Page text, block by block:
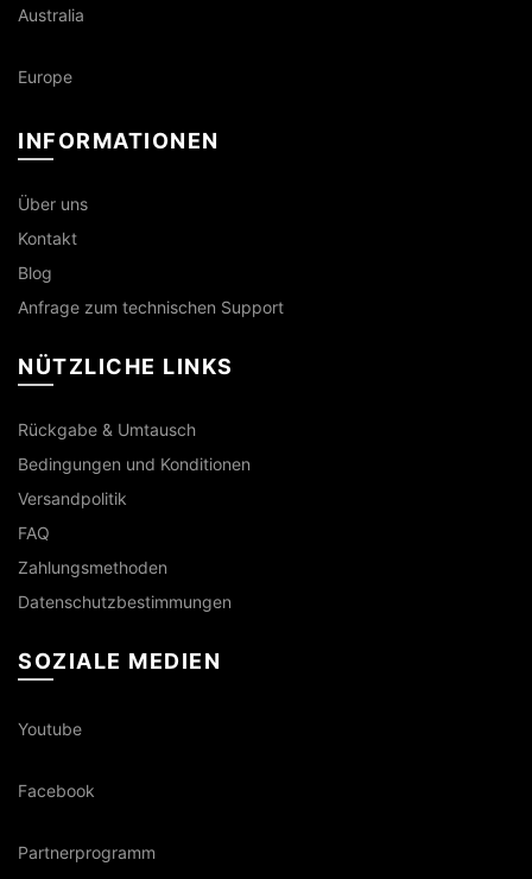
Australia
Europe
INFORMATIONEN
Über uns
Kontakt
Blog
Anfrage zum technischen Support
NÜTZLICHE LINKS
Rückgabe & Umtausch
Bedingungen und Konditionen
Versandpolitik
FAQ
Zahlungsmethoden
Datenschutzbestimmungen
SOZIALE MEDIEN
Youtube
Facebook
Partnerprogramm